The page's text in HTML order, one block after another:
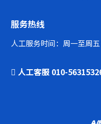
服务热线
人工服务时间：周一至周
人工客服 010-